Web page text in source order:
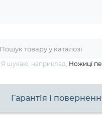
Я шукаю, наприклад, Ножиці
Гарантія і